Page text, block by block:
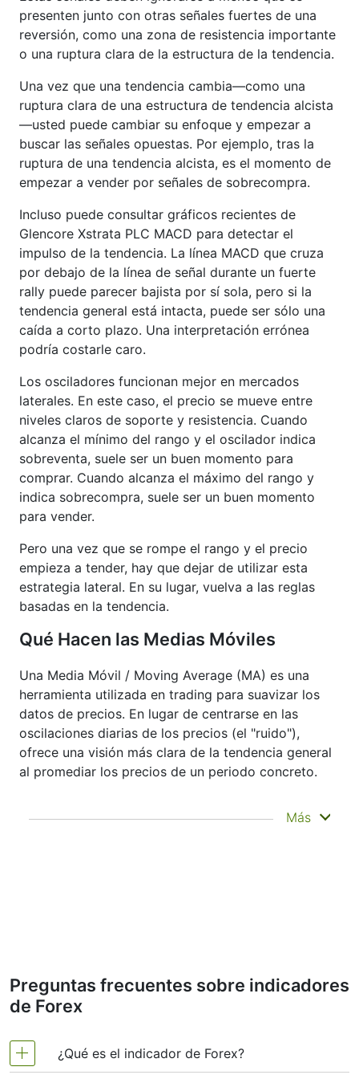
presenten junto con otras señales fuertes de una
reversión, como una zona de resistencia importante
o una ruptura clara de la estructura de la tendencia.
Una vez que una tendencia cambia—como una
ruptura clara de una estructura de tendencia alcista
—usted puede cambiar su enfoque y empezar a
buscar las señales opuestas. Por ejemplo, tras la
ruptura de una tendencia alcista, es el momento de
empezar a vender por señales de sobrecompra.
Incluso puede consultar gráficos recientes de
Glencore Xstrata PLC MACD para detectar el
impulso de la tendencia. La línea MACD que cruza
por debajo de la línea de señal durante un fuerte
rally puede parecer bajista por sí sola, pero si la
tendencia general está intacta, puede ser sólo una
caída a corto plazo. Una interpretación errónea
podría costarle caro.
Los osciladores funcionan mejor en mercados
laterales. En este caso, el precio se mueve entre
niveles claros de soporte y resistencia. Cuando
alcanza el mínimo del rango y el oscilador indica
sobreventa, suele ser un buen momento para
comprar. Cuando alcanza el máximo del rango y
indica sobrecompra, suele ser un buen momento
para vender.
Pero una vez que se rompe el rango y el precio
empieza a tender, hay que dejar de utilizar esta
estrategia lateral. En su lugar, vuelva a las reglas
basadas en la tendencia.
Qué Hacen las Medias Móviles
Una Media Móvil / Moving Average (MA) es una
herramienta utilizada en trading para suavizar los
datos de precios. En lugar de centrarse en las
oscilaciones diarias de los precios (el "ruido"),
ofrece una visión más clara de la tendencia general
al promediar los precios de un periodo concreto.
No predice la evolución futura de los precios
configuraciones de Medias Móviles de
Glencore Xstrata PLC podrían usar una
de operar. Estas medias son especialmente
importantes al operar con instrumentos
Más
Preguntas frecuentes sobre indicadores
de Forex
¿Qué es el indicador de Forex?